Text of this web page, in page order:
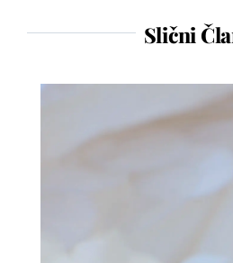
Slični